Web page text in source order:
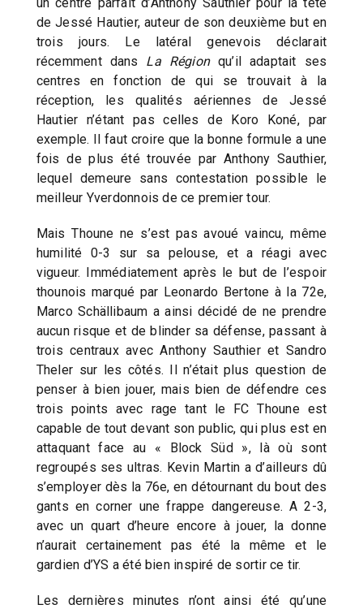
de Jessé Hautier, auteur de son deuxième but en
trois jours. Le latéral genevois déclarait
récemment dans La Régionqu’il adaptait ses
centres en fonction de qui se trouvait à la
réception, les qualités aériennes de Jessé
Hautier n’étant pas celles de Koro Koné, par
exemple. Il faut croire que la bonne formule a une
fois de plus été trouvée par Anthony Sauthier,
lequel demeure sans contestation possible le
meilleur Yverdonnois de ce premier tour.
Mais Thoune ne s’est pas avoué vaincu, même
humilité 0-3 sur sa pelouse, et a réagi avec
vigueur. Immédiatement après le but de l’espoir
thounois marqué par Leonardo Bertone à la 72e,
Marco Schällibaum a ainsi décidé de ne prendre
aucun risque et de blinder sa défense, passant à
trois centraux avec Anthony Sauthier et Sandro
Theler sur les côtés. Il n’était plus question de
penser à bien jouer, mais bien de défendre ces
trois points avec rage tant le FC Thoune est
capable de tout devant son public, qui plus est en
attaquant face au « Block Süd », là où sont
regroupés ses ultras. Kevin Martin a d’ailleurs dû
s’employer dès la 76e, en détournant du bout des
gants en corner une frappe dangereuse. A 2-3,
avec un quart d’heure encore à jouer, la donne
n’aurait certainement pas été la même et le
gardien d’YS a été bien inspiré de sortir ce tir.
Les dernières minutes n’ont ainsi été qu’une